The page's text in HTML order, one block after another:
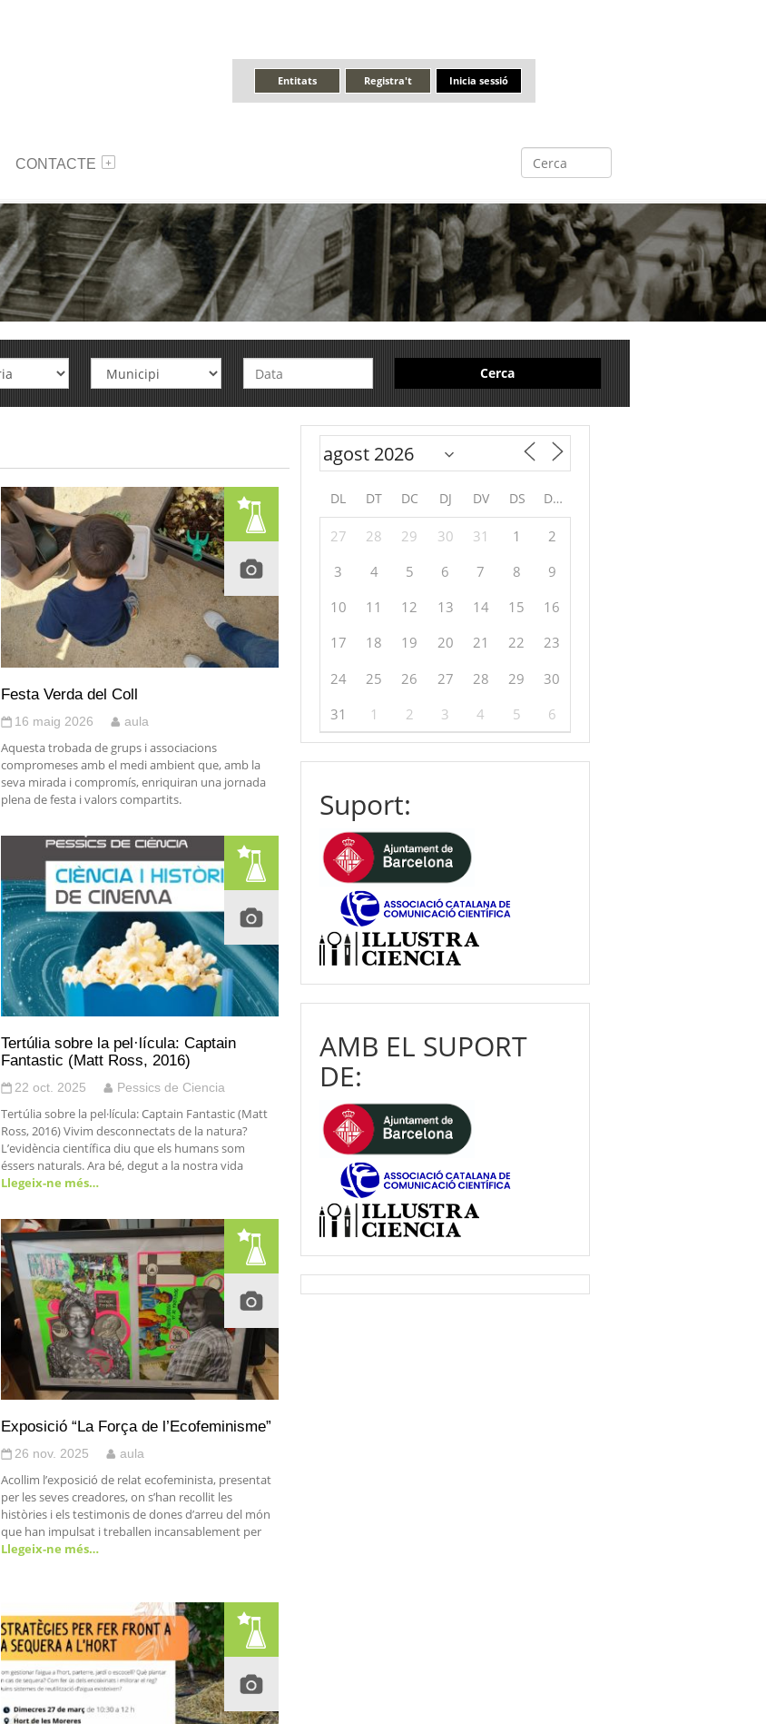
Inicia sessió
Registra't
Entitats
CONTACTE
Cerca
Festa Verda del Coll
16 maig 2026 aula
Aquesta trobada de grups i associacions
compromeses amb el medi ambient que, amb la
seva mirada i compromís, enriquiran una jornada
plena de festa i valors compartits.
Tertúlia sobre la pel·lícula: Captain
Fantastic (Matt Ross, 2016)
22 oct. 2025 Pessics de Ciencia
Tertúlia sobre la pel·lícula: Captain Fantastic (Matt
Ross, 2016) Vivim desconnectats de la natura?
L’evidència científica diu que els humans som
éssers naturals. Ara bé, degut a la nostra vida
Llegeix-ne més…
Exposició “La Força de l’Ecofeminisme”
26 nov. 2025 aula
Acollim l’exposició de relat ecofeminista, presentat
per les seves creadores, on s’han recollit les
històries i els testimonis de dones d’arreu del món
que han impulsat i treballen incansablement per
Llegeix-ne més…
DL DT DC DJ DV DS DG
27 28 29 30 31 1
2
3
4 5 6 7 8
9
10
11 12 13 14 15
16
17
18 19 20 21 22
23
24
25 26 27 28 29
30
31
1 2 3 4 5 6
Suport:
AMB EL SUPORT
DE: